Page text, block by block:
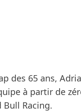
des 65 ans,
à partir de
Bull Racing.